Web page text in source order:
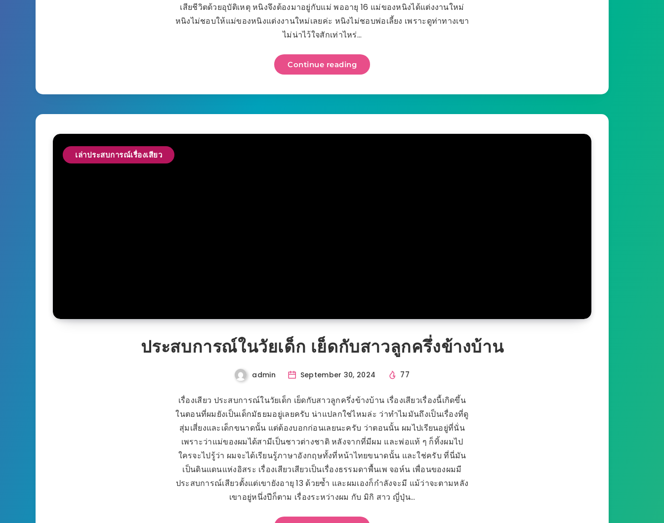
เสียชีวิตด้วยอุบัติเหตุ หนิงจึงต้องมาอยู่กับแม่ พออายุ 16 แม่ของหนิงได้แต่งงานใหม่
หนิงไม่ชอบให้แม่ของหนิงแต่งงานใหม่เลยค่ะ หนิงไม่ชอบพ่อเลี้ยง เพราะดูท่าทางเขา
ไม่น่าไว้ใจสักเท่าไหร่…
Continue reading
เล่าประสบการณ์เรื่องเสียว
ประสบการณ์ในวัยเด็ก เย็ดกับสาวลูกครึ่งข้างบ้าน
admin September 30, 2024 77
เรื่องเสียว ประสบการณ์ในวัยเด็ก เย็ดกับสาวลูกครึ่งข้างบ้าน เรื่องเสียวเรื่องนี้เกิดขึ้น
ในตอนที่ผมยังเป็นเด็กมัธยมอยู่เลยครับ น่าแปลกใช่ไหมล่ะ ว่าทำไมมันถึงเป็นเรื่องที่ดู
สุ่มเสี่ยงและเด็กขนาดนั้น แต่ต้องบอกก่อนเลยนะครับ ว่าตอนนั้น ผมไปเรียนอยู่ที่นั่น
เพราะว่าแม่ของผมได้สามีเป็นชาวต่างชาติ หลังจากที่มีผม และพ่อแท้ ๆ ก็ทิ้งผมไป
ใครจะไปรู้ว่า ผมจะได้เรียนรู้ภาษาอังกฤษทั้งที่หน้าไทยขนาดนั้น และใช่ครับ ที่นี่มัน
เป็นดินแดนแห่งอิสระ เรื่องเสียวเสียวเป็นเรื่องธรรมดาพื้นเพ จอห์น เพื่อนของผมมี
ประสบการณ์เสียวตั้งแต่เขายังอายุ 13 ด้วยซ้ำ และผมเองก็กำลังจะมี แม้ว่าจะตามหลัง
เขาอยู่หนึ่งปีก็ตาม เรื่องระหว่างผม กับ มิกิ สาว ญี่ปุ่น…